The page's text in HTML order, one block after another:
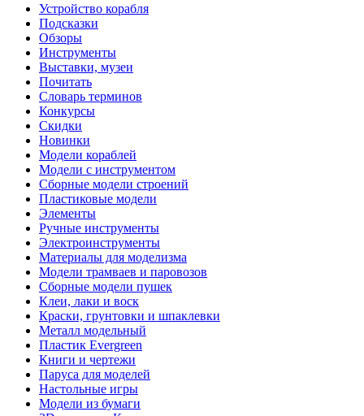
Устройство корабля
Подсказки
Обзоры
Инструменты
Выставки, музеи
Почитать
Словарь терминов
Конкурсы
Скидки
Новинки
Модели кораблей
Модели с инструментом
Сборные модели строений
Пластиковые модели
Элементы
Ручные инструменты
Электроинструменты
Материалы для моделизма
Модели трамваев и паровозов
Сборные модели пушек
Клеи, лаки и воск
Краски, грунтовки и шпаклевки
Металл модельный
Пластик Evergreen
Книги и чертежи
Паруса для моделей
Настольные игры
Модели из бумаги